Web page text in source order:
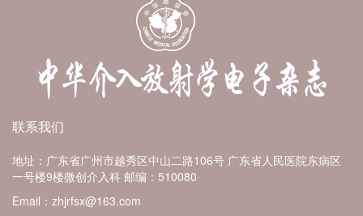
联系我们
地址：广东省广州市越秀区中山二路106号 广东省人民医院东病区
一号楼9楼微创介入科 邮编：510080
Email：zhjrfsx@163.com